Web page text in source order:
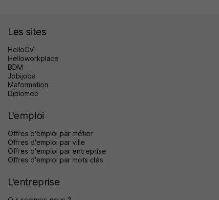
Les sites
HelloCV
Helloworkplace
BDM
Jobijoba
Maformation
Diplomeo
L'emploi
Offres d'emploi par métier
Offres d'emploi par ville
Offres d'emploi par entreprise
Offres d'emploi par mots clés
L'entreprise